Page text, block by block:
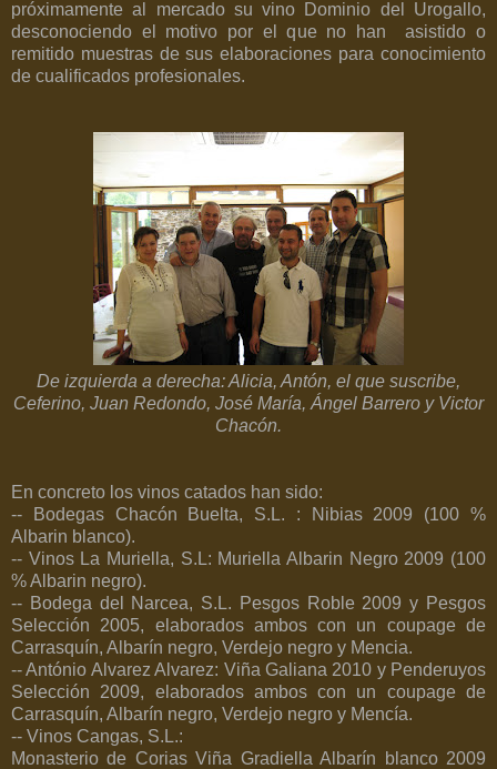
próximamente al mercado su vino Dominio del Urogallo,
desconociendo el motivo por el que no han asistido o
remitido muestras de sus elaboraciones para conocimiento
de cualificados profesionales.
De izquierda a derecha: Alicia, Antón, el que suscribe,
Ceferino, Juan Redondo, José María, Ángel Barrero y Victor
Chacón.
En concreto los vinos catados han sido:
-- Bodegas Chacón Buelta, S.L. : Nibias 2009 (100 %
Albarin blanco).
-- Vinos La Muriella, S.L: Muriella Albarin Negro 2009 (100
% Albarin negro).
-- Bodega del Narcea, S.L. Pesgos Roble 2009 y Pesgos
Selección 2005, elaborados ambos con un coupage de
Carrasquín, Albarín negro, Verdejo negro y Mencia.
-- António Alvarez Alvarez: Viña Galiana 2010 y Penderuyos
Selección 2009, elaborados ambos con un coupage de
Carrasquín, Albarín negro, Verdejo negro y Mencía.
-- Vinos Cangas, S.L.:
Monasterio de Corias Viña Gradiella Albarín blanco 2009